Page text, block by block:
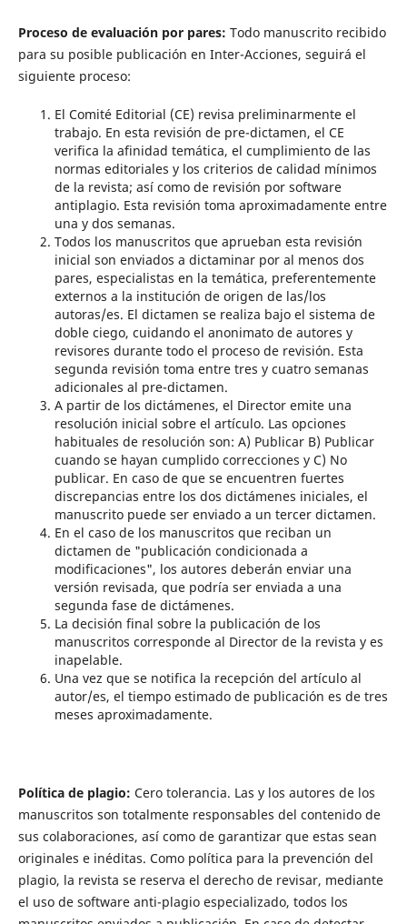
Proceso de evaluación por pares: Todo manuscrito recibido
para su posible publicación en Inter-Acciones, seguirá el
siguiente proceso:
El Comité Editorial (CE) revisa preliminarmente el
trabajo. En esta revisión de pre-dictamen, el CE
verifica la afinidad temática, el cumplimiento de las
normas editoriales y los criterios de calidad mínimos
de la revista; así como de revisión por software
antiplagio. Esta revisión toma aproximadamente entre
una y dos semanas.
Todos los manuscritos que aprueban esta revisión
inicial son enviados a dictaminar por al menos dos
pares, especialistas en la temática, preferentemente
externos a la institución de origen de las/los
autoras/es. El dictamen se realiza bajo el sistema de
doble ciego, cuidando el anonimato de autores y
revisores durante todo el proceso de revisión. Esta
segunda revisión toma entre tres y cuatro semanas
adicionales al pre-dictamen.
A partir de los dictámenes, el Director emite una
resolución inicial sobre el artículo. Las opciones
habituales de resolución son: A) Publicar B) Publicar
cuando se hayan cumplido correcciones y C) No
publicar. En caso de que se encuentren fuertes
discrepancias entre los dos dictámenes iniciales, el
manuscrito puede ser enviado a un tercer dictamen.
En el caso de los manuscritos que reciban un
dictamen de "publicación condicionada a
modificaciones", los autores deberán enviar una
versión revisada, que podría ser enviada a una
segunda fase de dictámenes.
La decisión final sobre la publicación de los
manuscritos corresponde al Director de la revista y es
inapelable.
Una vez que se notifica la recepción del artículo al
autor/es, el tiempo estimado de publicación es de tres
meses aproximadamente.
Política de plagio: Cero tolerancia. Las y los autores de los
manuscritos son totalmente responsables del contenido de
sus colaboraciones, así como de garantizar que estas sean
originales e inéditas. Como política para la prevención del
plagio, la revista se reserva el derecho de revisar, mediante
el uso de software anti-plagio especializado, todos los